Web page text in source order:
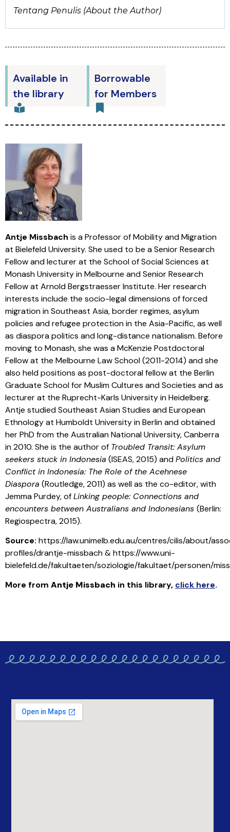
Tentang Penulis (About the Author)
Available in
the library
Borrowable
for Members
Antje Missbach is a Professor of Mobility and Migration
at Bielefeld University. She used to be a Senior Research
Fellow and lecturer at the School of Social Sciences at
Monash University in Melbourne and Senior Research
Fellow at Arnold Bergstraesser Institute. Her research
interests include the socio-legal dimensions of forced
migration in Southeast Asia, border regimes, asylum
policies and refugee protection in the Asia-Pacific, as well
as diaspora politics and long-distance nationalism. Before
moving to Monash, she was a McKenzie Postdoctoral
Fellow at the Melbourne Law School (2011-2014) and she
also held positions as post-doctoral fellow at the Berlin
Graduate School for Muslim Cultures and Societies and as
lecturer at the Ruprecht-Karls University in Heidelberg.
Antje studied Southeast Asian Studies and European
Ethnology at Humboldt University in Berlin and obtained
her PhD from the Australian National University, Canberra
in 2010. She is the author of Troubled Transit: Asylum
seekers stuck in Indonesia (ISEAS, 2015) andPolitics and
Conflict in Indonesia: The Role of the Acehnese
Diaspora (Routledge, 2011) as well as the co-editor, with
Jemma Purdey, ofLinking people: Connections and
encounters between Australians and Indonesians (Berlin:
Regiospectra, 2015).
Source: https://law.unimelb.edu.au/centres/cilis/about/
profiles/drantje-missbach & https://www.uni-
bielefeld.de/fakultaeten/soziologie/fakultaet/personen/
More from Antje Missbach in this library, click here.